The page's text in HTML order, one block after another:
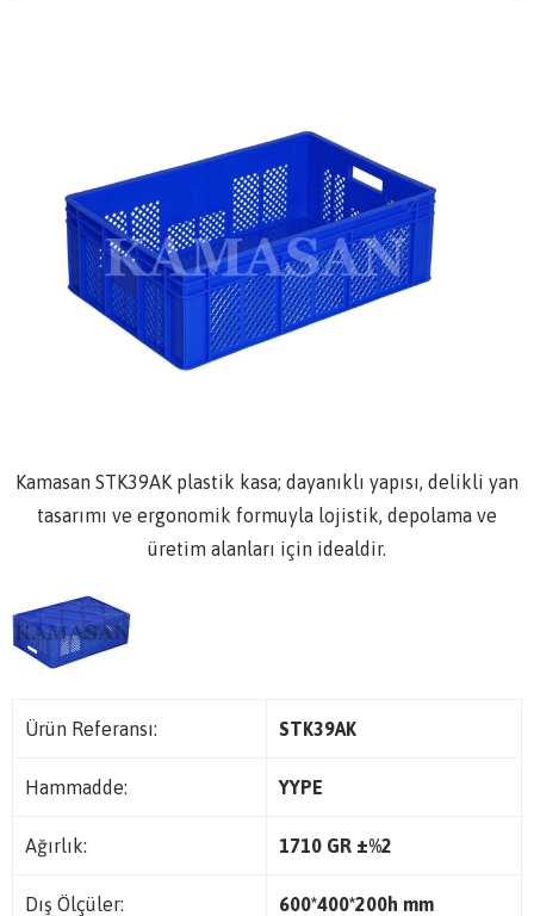
Kamasan STK39AK plastik kasa; dayanıklı yapısı, delikli yan
tasarımı ve ergonomik formuyla lojistik, depolama ve
üretim alanları için idealdir.
Ürün Referansı: STK39AK
Hammadde: YYPE
Ağırlık: 1710 GR ±%2
Dış Ölçüler: 600*400*200h mm